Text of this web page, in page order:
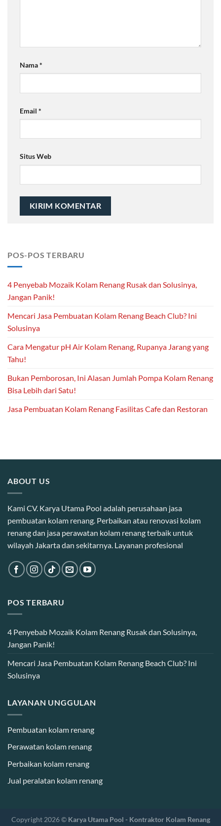
Nama*
Email *
Situs Web
POS-POS TERBARU
4 Penyebab Mozaik Kolam Renang Rusak dan Solusinya,
Jangan Panik!
Mencari Jasa Pembuatan Kolam Renang Beach Club? Ini
Solusinya
Cara Mengatur pH Air Kolam Renang, Rupanya Jarang yang
Tahu!
Bukan Pemborosan, Ini Alasan Jumlah Pompa Kolam Renang
Bisa Lebih dari Satu!
Jasa Pembuatan Kolam Renang Fasilitas Cafe dan Restoran
ABOUT US
Kami CV. Karya Utama Pool adalah perusahaan jasa
pembuatan kolam renang. Perbaikan atau renovasi kolam
renang dan jasa perawatan kolam renang terbaik untuk
wilayah Jakarta dan sekitarnya. Layanan profesional
POS TERBARU
4 Penyebab Mozaik Kolam Renang Rusak dan Solusinya,
Jangan Panik!
Mencari Jasa Pembuatan Kolam Renang Beach Club? Ini
Solusinya
LAYANAN UNGGULAN
Pembuatan kolam renang
Perawatan kolam renang
Perbaikan kolam renang
Jual peralatan kolam renang
Copyright 2026 © Karya Utama Pool - Kontraktor Kolam Renang